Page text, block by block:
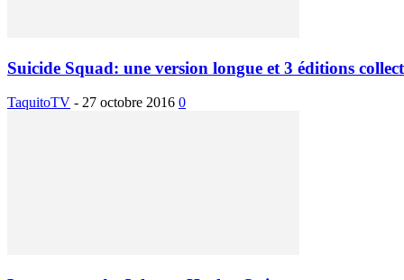
Suicide Squad: une version longue et 3 éditions
TaquitoTV - 27 octobre 2016 0